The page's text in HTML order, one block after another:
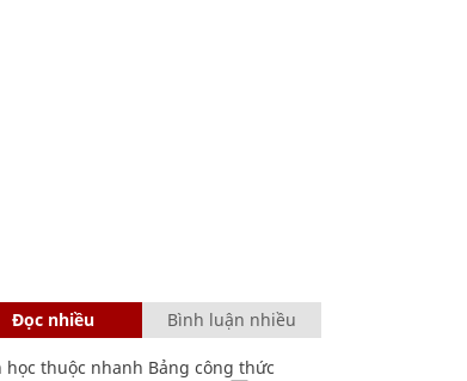
Đọc nhiều Bình luận nhiều
học thuộc nhanh Bảng công thức